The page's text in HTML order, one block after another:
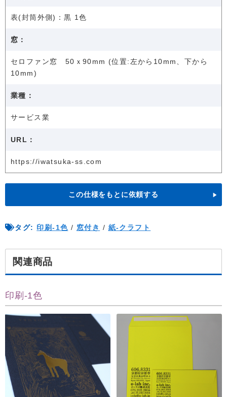
表(封筒外側)：黒 1色
窓：
セロファン窓 50ｘ90mm (位置:左から10mm、下から
10mm)
業種：
サービス業
URL：
https://iwatsuka-ss.com
この仕様をもとに依頼する
タグ: 印刷-1色 / 窓付き / 紙-クラフト
関連商品
印刷-1色